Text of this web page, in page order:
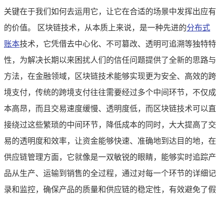
关键在于我们如何去运用它，让它在合适的场景中发挥出应有
的价值。 区块链技术，从本质上来说，是一种先进的分布式
账本技术，它凭借去中心化、不可篡改、透明可追溯等独特特
性，为解决长期以来困扰人们的信任问题提供了全新的思路与
方法，在金融领域，区块链技术能够实现更为安全、高效的跨
境支付，传统的跨境支付往往需要经过多个中间环节，不仅成
本高昂，而且交易速度缓慢、透明度低，而区块链技术可以直
接绕过这些繁琐的中间环节，降低成本的同时，大大提高了交
易的透明度和效率，让资金能够快速、准确地到达目的地，在
供应链管理方面，它就像是一双敏锐的眼睛，能够实时追踪产
品从生产、运输到销售的全过程，通过对每一个环节的详细记
录和监控，确保产品的质量和供应链的稳定性，有效避免了假